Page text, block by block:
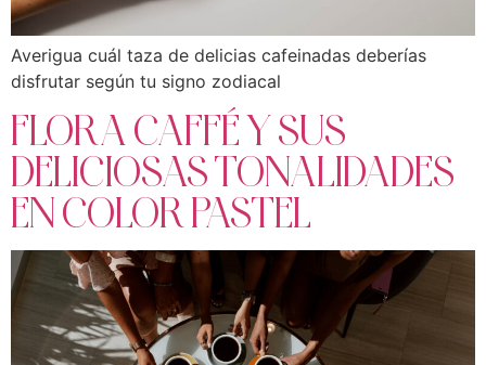
Averigua cuál taza de delicias cafeinadas deberías
disfrutar según tu signo zodiacal
FLORA CAFFÉ Y SUS
DELICIOSAS TONALIDADES
EN COLOR PASTEL